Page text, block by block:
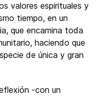
valores espirituales y
tiempo, en un
que encamina toda
haciendo que
de única y gran
-con un